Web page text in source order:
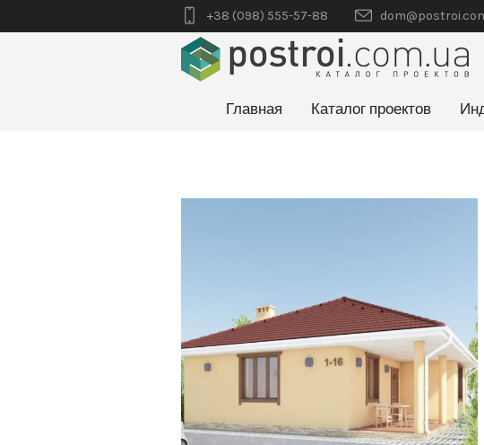
+38 (098) 555-57-88
Главная Каталог проектов